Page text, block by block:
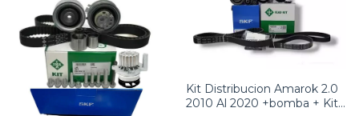
Kit Distribucion Amarok 2.0
2010 Al 2020 +bomba + Kit